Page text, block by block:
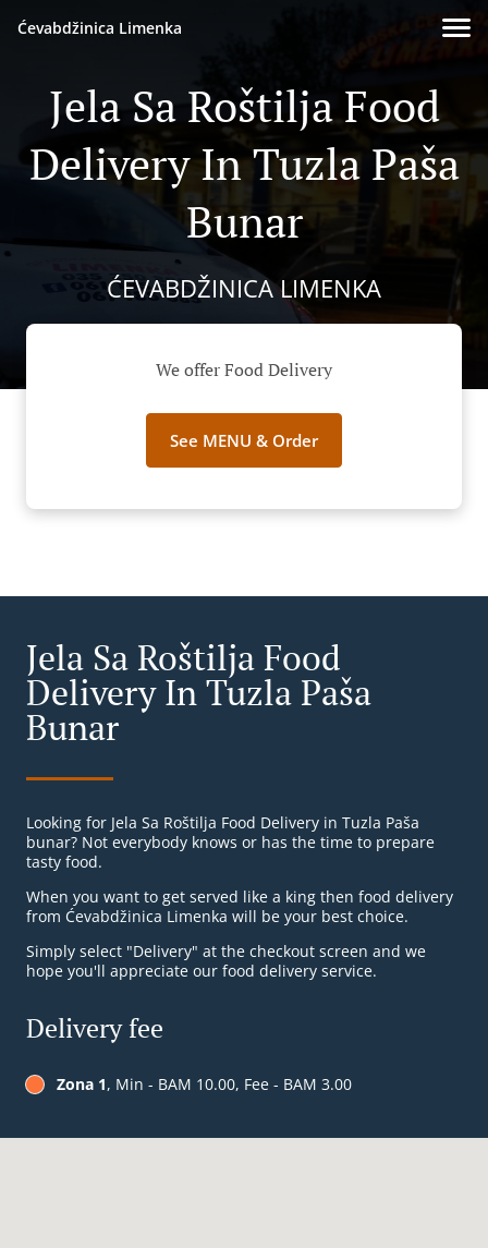
Ćevabdžinica Limenka
Jela Sa Roštilja Food
Delivery In Tuzla Paša
Bunar
ĆEVABDŽINICA LIMENKA
We offer Food Delivery
See MENU & Order
Jela Sa Roštilja Food
Delivery In Tuzla Paša
Bunar
Looking for Jela Sa Roštilja Food Delivery in Tuzla Paša
bunar? Not everybody knows or has the time to prepare
tasty food.
When you want to get served like a king then food delivery
from Ćevabdžinica Limenka will be your best choice.
Simply select "Delivery" at the checkout screen and we
hope you'll appreciate our food delivery service.
Delivery fee
Zona 1, Min - BAM 10.00, Fee - BAM 3.00